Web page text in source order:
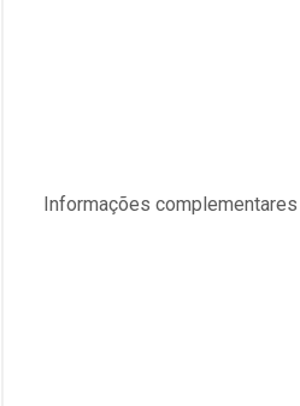
Informações complementares